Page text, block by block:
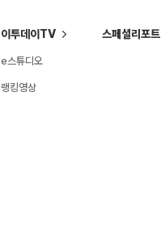
이투데이TV
e스튜디오
랭킹영상
스페셜리포트